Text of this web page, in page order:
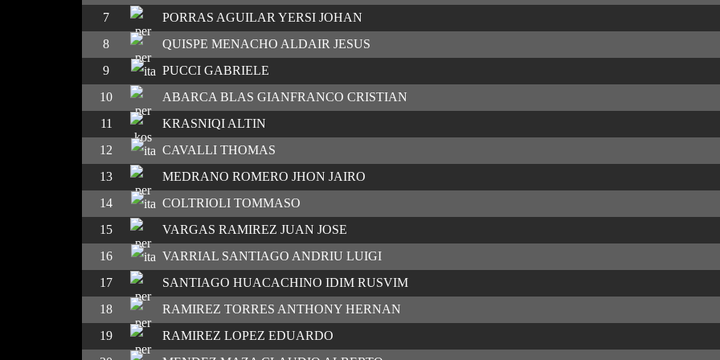
7
PORRAS AGUILAR YERSI JOHAN
8
QUISPE MENACHO ALDAIR JESUS
9
PUCCI GABRIELE
10
ABARCA BLAS GIANFRANCO CRISTIAN
11
KRASNIQI ALTIN
12
CAVALLI THOMAS
13
MEDRANO ROMERO JHON JAIRO
14
COLTRIOLI TOMMASO
15
VARGAS RAMIREZ JUAN JOSE
16
VARRIAL SANTIAGO ANDRIU LUIGI
17
SANTIAGO HUACACHINO IDIM RUSVIM
18
RAMIREZ TORRES ANTHONY HERNAN
19
RAMIREZ LOPEZ EDUARDO